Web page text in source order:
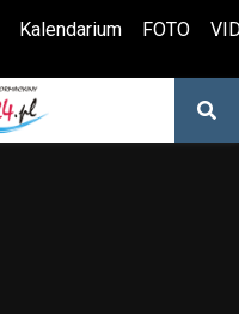
Kalendarium FOTO